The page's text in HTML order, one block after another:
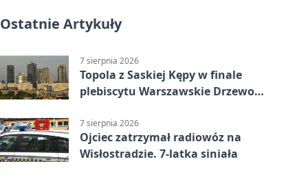
Ostatnie Artykuły
7 sierpnia 2026
Topola z Saskiej Kępy w finale
plebiscytu Warszawskie Drzewo
7 sierpnia 2026
Ojciec zatrzymał radiowóz na
Wisłostradzie. 7-latka siniała